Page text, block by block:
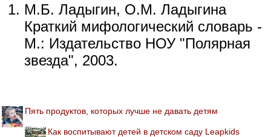
М.Б. Ладыгин, О.М. Ладыгина
Краткий мифологический словарь -
М.: Издательство НОУ "Полярная
звезда", 2003.
Пять продуктов, которых лучше не давать детям
Как воспитывают детей в детском саду Leapkids